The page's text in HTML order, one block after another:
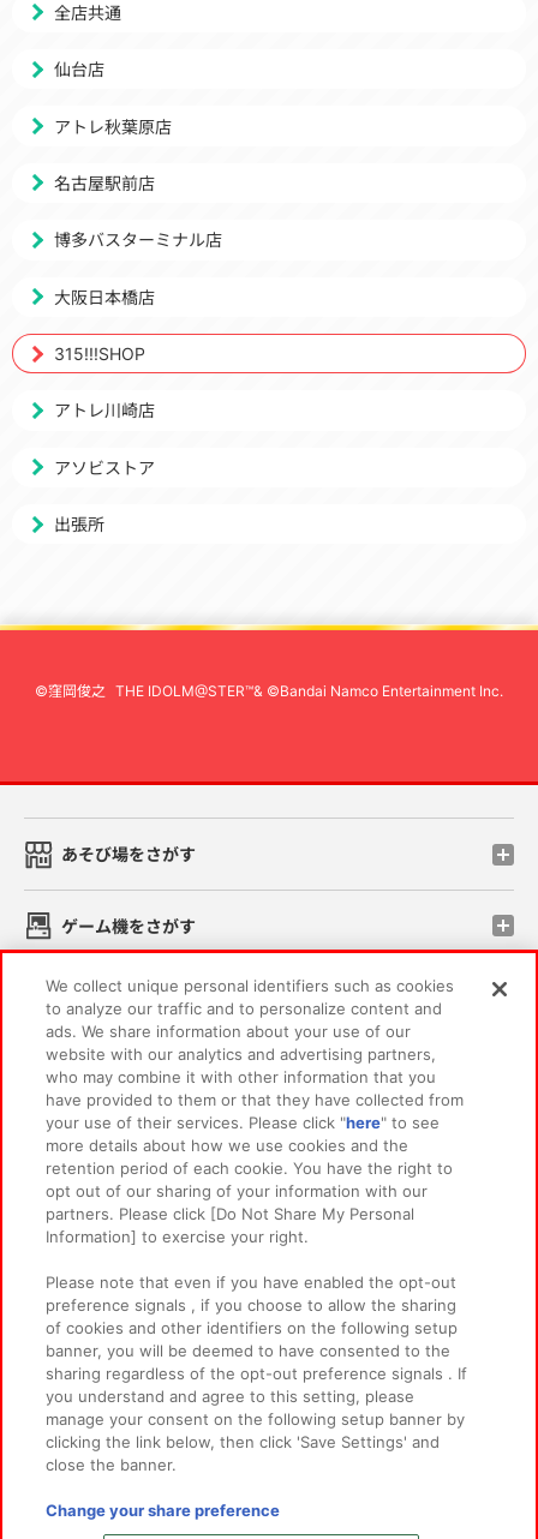
全店共通
仙台店
アトレ秋葉原店
名古屋駅前店
博多バスターミナル店
大阪日本橋店
315!!!SHOP
アトレ川崎店
アソビストア
出張所
©窪岡俊之 THE IDOLM@STER™& ©Bandai Namco Entertainment Inc.
あそび場をさがす
ゲーム機をさがす
スマホ・PCであそぶ
イベント・キャンペーン
関連会社 サステナビリティ サイトポリシー
プライバシーポリシー ウェブアクセシビリティ方針と検証結果
カスタマーハラスメント対応方針 よくあるご質問・お問い合わせ
©Bandai Namco Amusement Lab Inc.
We collect unique personal identifiers such as cookies
to analyze our traffic and to personalize content and
ads. We share information about your use of our
website with our analytics and advertising partners,
who may combine it with other information that you
have provided to them or that they have collected from
your use of their services. Please click "here" to see
more details about how we use cookies and the
retention period of each cookie. You have the right to
opt out of our sharing of your information with our
partners. Please click [Do Not Share My Personal
Information] to exercise your right.
Please note that even if you have enabled the opt-out
preference signals , if you choose to allow the sharing
of cookies and other identifiers on the following setup
banner, you will be deemed to have consented to the
sharing regardless of the opt-out preference signals . If
you understand and agree to this setting, please
manage your consent on the following setup banner by
clicking the link below, then click 'Save Settings' and
close the banner.
Change your share preference